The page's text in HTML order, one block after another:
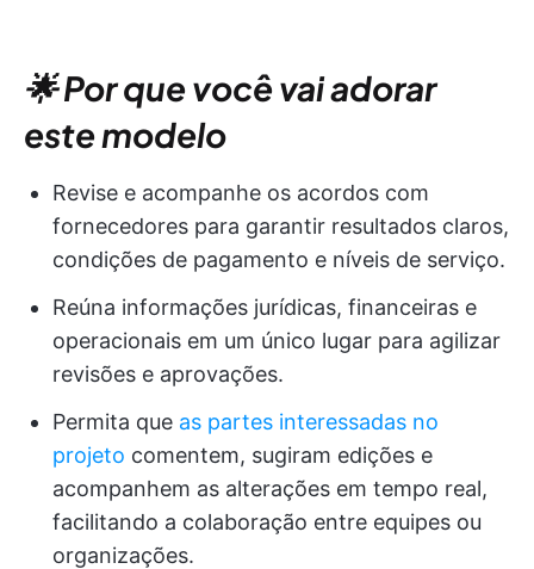
🌟 Por que você vai adorar
este modelo
Revise e acompanhe os acordos com
fornecedores para garantir resultados claros,
condições de pagamento e níveis de serviço.
Reúna informações jurídicas, financeiras e
operacionais em um único lugar para agilizar
revisões e aprovações.
Permita que as partes interessadas no
projeto comentem, sugiram edições e
acompanhem as alterações em tempo real,
facilitando a colaboração entre equipes ou
organizações.